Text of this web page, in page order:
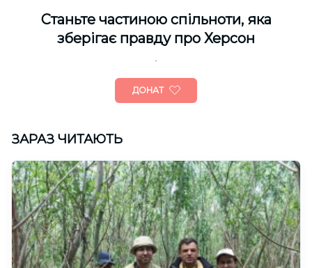
Cтаньте частиною спільноти, яка
зберігає правду про Херсон
ДОНАТ
ЗАРАЗ ЧИТАЮТЬ